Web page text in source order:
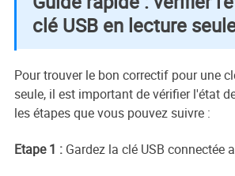
clé USB en lecture
Pour trouver le bon correctif pour une
seule, il est important de vérifier l'état
les étapes que vous pouvez suivre :
Etape 1 : Gardez la clé USB connectée